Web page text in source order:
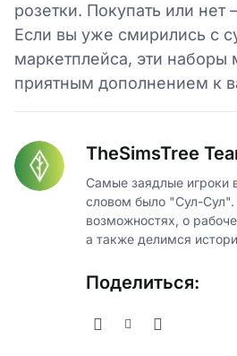
розетки. Покупать или
Если вы уже смирились с
маркетплейса, эти наборы
приятным дополнением к
TheSimsTree
Самые заядлые
словом было "Сул-
возможностях, о
а также делимся
Поделиться: